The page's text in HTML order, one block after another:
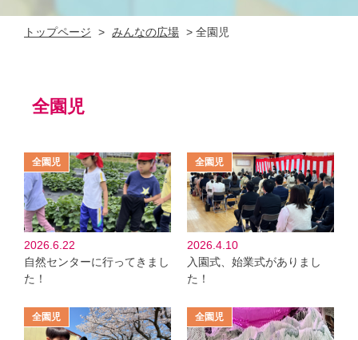
トップページ > みんなの広場 > 全園児
全園児
2026.6.22
自然センターに行ってきまし
た！
2026.4.10
入園式、始業式がありまし
た！